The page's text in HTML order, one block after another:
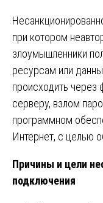
при котором
злоумышленники
ресурсам или
происходить через
серверу, взлом
программном
Интернет, с целью
Причины и цели
подключения